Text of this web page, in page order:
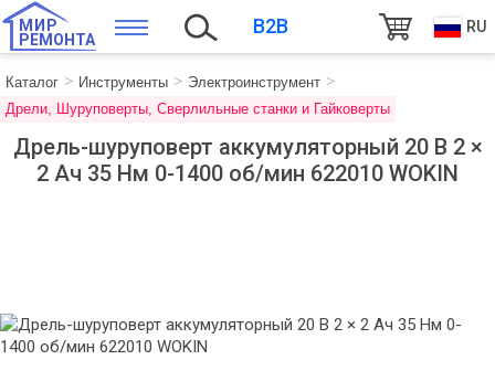
МИР
РЕМОНТА
B2B RU
Каталог Инструменты
Электроинструмент
Дрели, Шуруповерты, Сверлильные станки и Гайковерты
Дрель-шуруповерт аккумуляторный 20 В 2 ×
2 Aч 35 Нм 0-1400 об/мин 622010 WOKIN